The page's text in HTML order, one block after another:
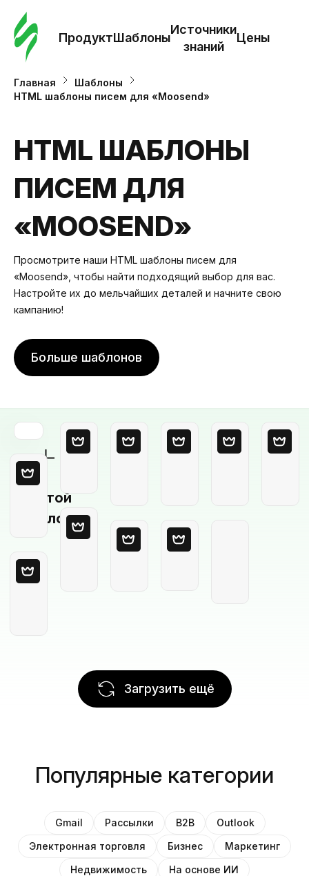
ПродуктШаблоны
Источники
знаний
Цены
Главная
Шаблоны
HTML шаблоны писем для «Moosend»
HTML ШАБЛОНЫ
ПИСЕМ ДЛЯ
«MOOSEND»
Просмотрите наши HTML шаблоны писем для
«Moosend», чтобы найти подходящий выбор для вас.
Настройте их до мельчайших деталей и начните свою
кампанию!
Больше шаблонов
Пустой
шаблон
Загрузить ещё
Популярные категории
Gmail Рассылки B2B
Outlook
Электронная торговля
Бизнес
Маркетинг
Недвижимость
На основе ИИ